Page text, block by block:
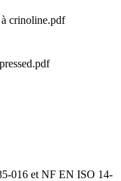
crinoline.pdf
016 et NF EN ISO 14-